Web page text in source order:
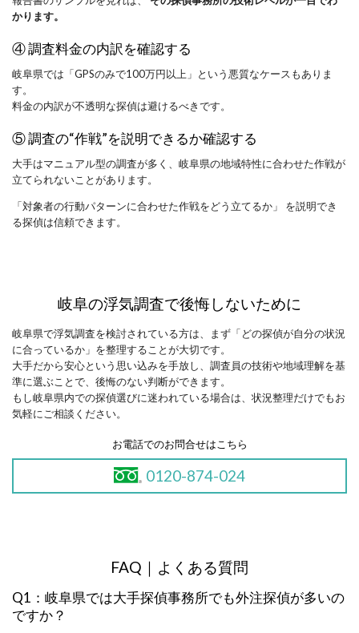
かります。
④ 調査料金の内訳を確認する
岐阜県では「GPSのみで100万円以上」という悪質なケースもありま
す。
料金の内訳が不透明な探偵は避けるべきです。
⑤ 調査の“作戦”を説明できるか確認する
大手はマニュアル型の調査が多く、岐阜県の地域特性に合わせた作戦が
立てられないことがあります。
「対象者の行動パターンに合わせた作戦をどう立てるか」 を説明でき
る探偵は信頼できます。
岐阜の浮気調査で後悔しないために
岐阜県で浮気調査を検討されている方は、まず「どの探偵が自分の状況
に合っているか」を整理することが大切です。
大手だから安心という思い込みを手放し、調査員の技術や地域理解を基
準に選ぶことで、後悔のない判断ができます。
もし岐阜県内での探偵選びに迷われている場合は、状況整理だけでもお
気軽にご相談ください。
お電話でのお問合せはこちら
0120-874-024
FAQ ｜ よくある質問
Q1：岐阜県では大手探偵事務所でも外注探偵が多いの
ですか？